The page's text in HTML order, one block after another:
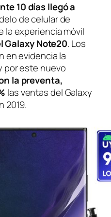
10 días llegó a
de celular de
la experiencia móvil
Galaxy Note20. Los
en evidencia la
por este nuevo
la preventa,
las ventas del Galaxy
2019.